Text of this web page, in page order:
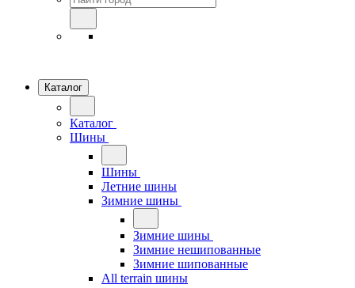
Каталог
Каталог
Шины
Шины
Летние шины
Зимние шины
Зимние шины
Зимние нешипованные
Зимние шипованные
All terrain шины